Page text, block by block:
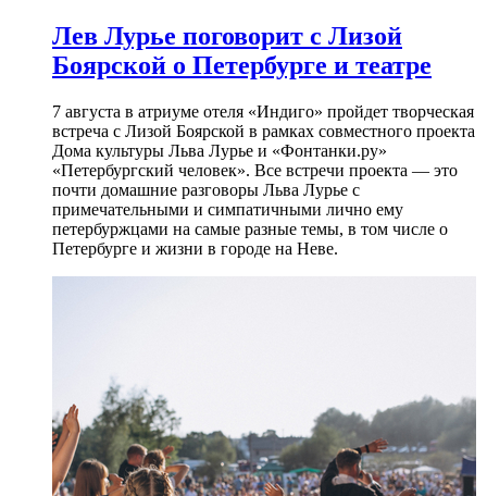
Лев Лурье поговорит с Лизой
Боярской о Петербурге и театре
7 августа в атриуме отеля «Индиго» пройдет творческая
встреча с Лизой Боярской в рамках совместного проекта
Дома культуры Льва Лурье и «Фонтанки.ру»
«Петербургский человек». Все встречи проекта — это
почти домашние разговоры Льва Лурье с
примечательными и симпатичными лично ему
петербуржцами на самые разные темы, в том числе о
Петербурге и жизни в городе на Неве.